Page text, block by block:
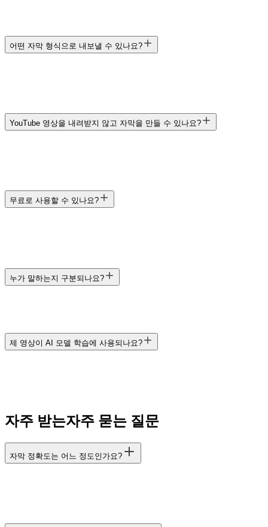
어떤 자막 형식으로 내보낼 수 있나요?
YouTube 영상을 내려받지 않고 자막을 만들 수 있나요?
무료로 사용할 수 있나요?
누가 말하는지 구분되나요?
제 영상이 AI 모델 학습에 사용되나요?
자주 받는자주 묻는 질문
자막 정확도는 어느 정도인가요?